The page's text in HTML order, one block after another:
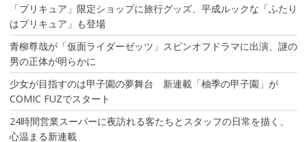
「プリキュア」限定ショップに旅行グッズ、平成ルックな「ふたり
はプリキュア」も登場
青柳尊哉が「仮面ライダーゼッツ」スピンオフドラマに出演、謎の
男の正体が明らかに
少女が目指すのは甲子園の夢舞台 新連載「柚季の甲子園」が
COMIC FUZでスタート
24時間営業スーパーに夜訪れる客たちとスタッフの日常を描く、
心温まる新連載